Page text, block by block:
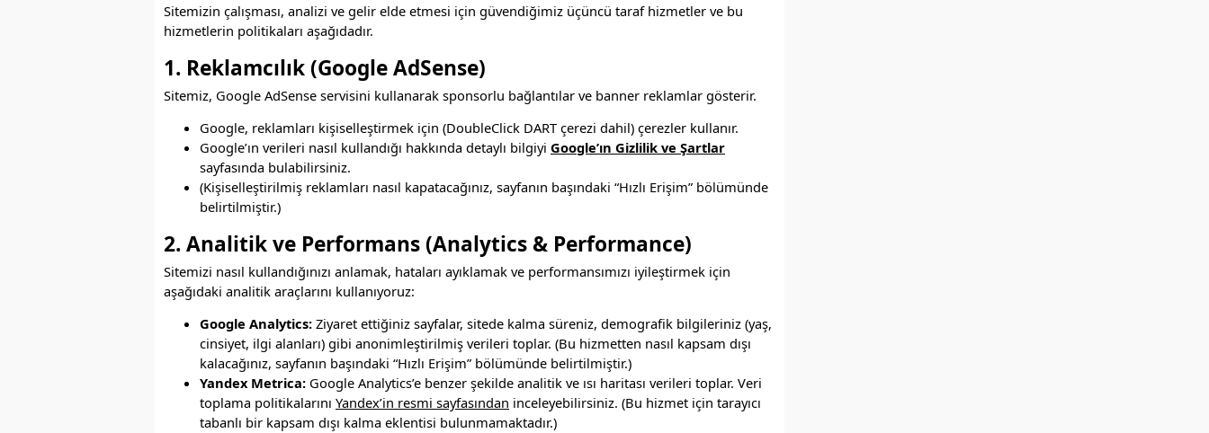
Sitemizin çalışması, analizi ve gelir elde etmesi için güvendiğimiz üçüncü taraf hizmetler ve bu
hizmetlerin politikaları aşağıdadır.
1. Reklamcılık (Google AdSense)
Sitemiz, Google AdSense servisini kullanarak sponsorlu bağlantılar ve banner reklamlar gösterir.
Google, reklamları kişiselleştirmek için (DoubleClick DART çerezi dahil) çerezler kullanır.
Google’ın verileri nasıl kullandığı hakkında detaylı bilgiyi Google’ın Gizlilik ve Şartlar
sayfasında bulabilirsiniz.
(Kişiselleştirilmiş reklamları nasıl kapatacağınız, sayfanın başındaki “Hızlı Erişim” bölümünde
belirtilmiştir.)
2. Analitik ve Performans (Analytics & Performance)
Sitemizi nasıl kullandığınızı anlamak, hataları ayıklamak ve performansımızı iyileştirmek için
aşağıdaki analitik araçlarını kullanıyoruz:
Google Analytics: Ziyaret ettiğiniz sayfalar, sitede kalma süreniz, demografik bilgileriniz (yaş,
cinsiyet, ilgi alanları) gibi anonimleştirilmiş verileri toplar. (Bu hizmetten nasıl kapsam dışı
kalacağınız, sayfanın başındaki “Hızlı Erişim” bölümünde belirtilmiştir.)
Yandex Metrica: Google Analytics’e benzer şekilde analitik ve ısı haritası verileri toplar. Veri
toplama politikalarını Yandex’in resmi sayfasından inceleyebilirsiniz. (Bu hizmet için tarayıcı
tabanlı bir kapsam dışı kalma eklentisi bulunmamaktadır.)